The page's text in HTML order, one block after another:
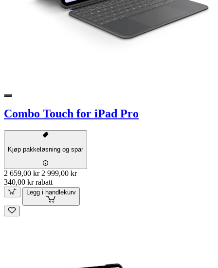
Combo Touch for iPad Pro
Kjøp pakkeløsning og spar
2 659,00 kr 2 999,00 kr
340,00 kr rabatt
Legg i handlekurv